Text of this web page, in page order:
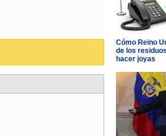
Cómo Reino
de los
hacer joyas